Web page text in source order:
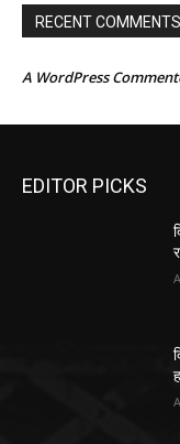
RECENT COMMENTS
A WordPress
EDITOR PICKS